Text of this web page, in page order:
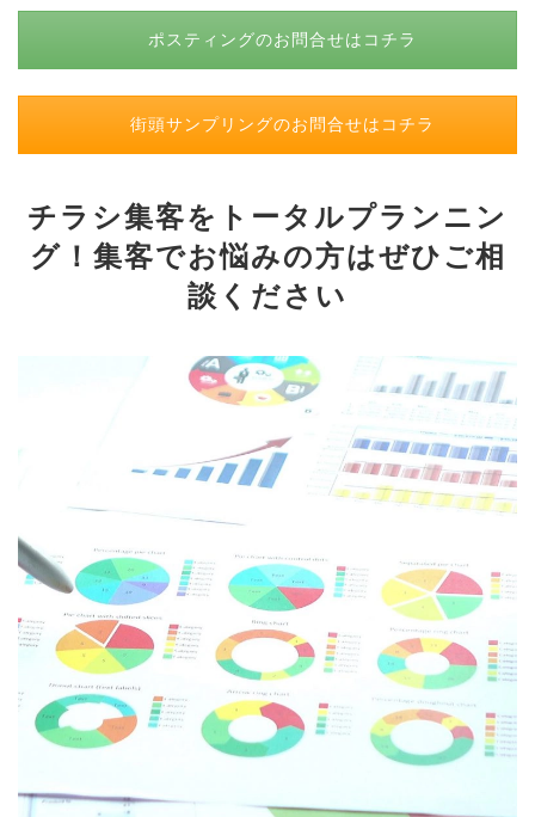
ポスティングのお問合せはコチラ
街頭サンプリングのお問合せはコチラ
チラシ集客をトータルプランニン
グ！集客でお悩みの方はぜひご相
談ください